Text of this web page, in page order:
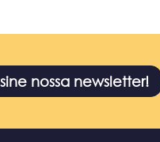
nossa newsletter!